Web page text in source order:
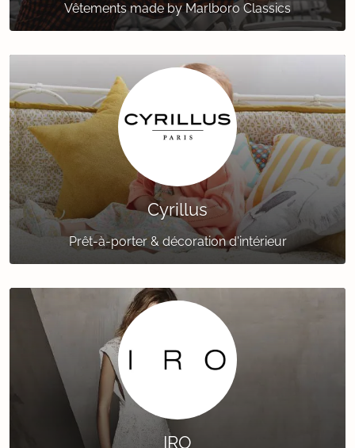
Vêtements made by Marlboro Classics
Cyrillus
Prêt-à-porter & décoration d'intérieur
IRO